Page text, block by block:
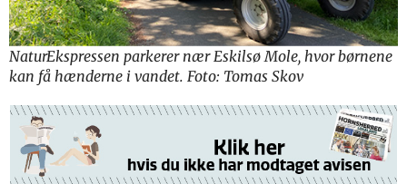
NaturEkspressen parkerer nær Eskilsø Mole, hvor børnene
kan få hænderne i vandet. Foto: Tomas Skov